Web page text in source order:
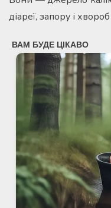
діареї, запору і